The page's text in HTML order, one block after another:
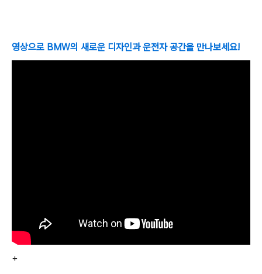
영상으로 BMW의 새로운 디자인과 운전자 공간을 만나보세요!
+